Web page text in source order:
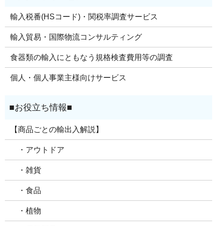
輸入税番(HSコード)・関税率調査サービス
輸入貿易・国際物流コンサルティング
食器類の輸入にともなう規格検査費用等の調査
個人・個人事業主様向けサービス
【商品ごとの輸出入解説】
・アウトドア
・雑貨
・食品
・植物